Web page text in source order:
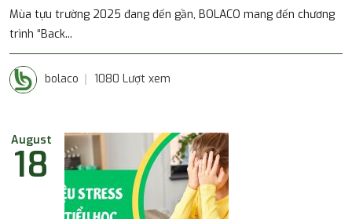
Mùa tựu trường 2025 đang đến gần, BOLACO mang đến chương
trình “Back...
bolaco 1080 Lượt xem
August
18